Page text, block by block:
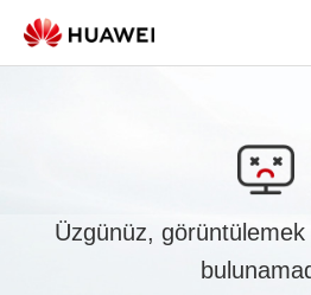
Üzgünüz,